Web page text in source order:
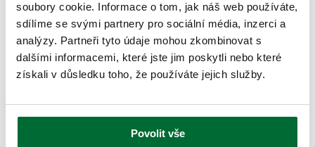
soubory cookie. Informace o tom, jak náš web používáte,
sdílíme se svými partnery pro sociální média, inzerci a
analýzy. Partneři tyto údaje mohou zkombinovat s
dalšími informacemi, které jste jim poskytli nebo které
získali v důsledku toho, že používáte jejich služby.
Povolit vše
+420 778 493 019
E-mail
Webové stránky
přízemí